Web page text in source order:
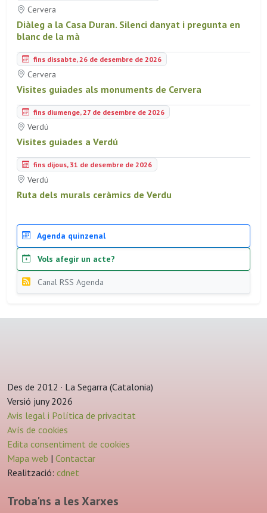
Cervera
Diàleg a la Casa Duran. Silenci danyat i pregunta en
blanc de la mà
fins dissabte, 26 de desembre de 2026
Cervera
Visites guiades als monuments de Cervera
fins diumenge, 27 de desembre de 2026
Verdú
Visites guiades a Verdú
fins dijous, 31 de desembre de 2026
Verdú
Ruta dels murals ceràmics de Verdu
Agenda quinzenal
Vols afegir un acte?
Canal RSS Agenda
Des de 2012 · La Segarra (Catalonia)
Versió juny 2026
Avis legal i Política de privacitat
Avís de cookies
Edita consentiment de cookies
Mapa web | Contactar
Realització: cdnet
Troba'ns a les Xarxes